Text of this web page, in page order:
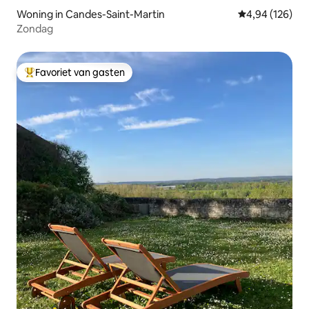
Woning in Candes-Saint-Martin Gemiddelde
4,94 (126)
Zondag
Topfavoriet van gasten
Favoriet van gasten